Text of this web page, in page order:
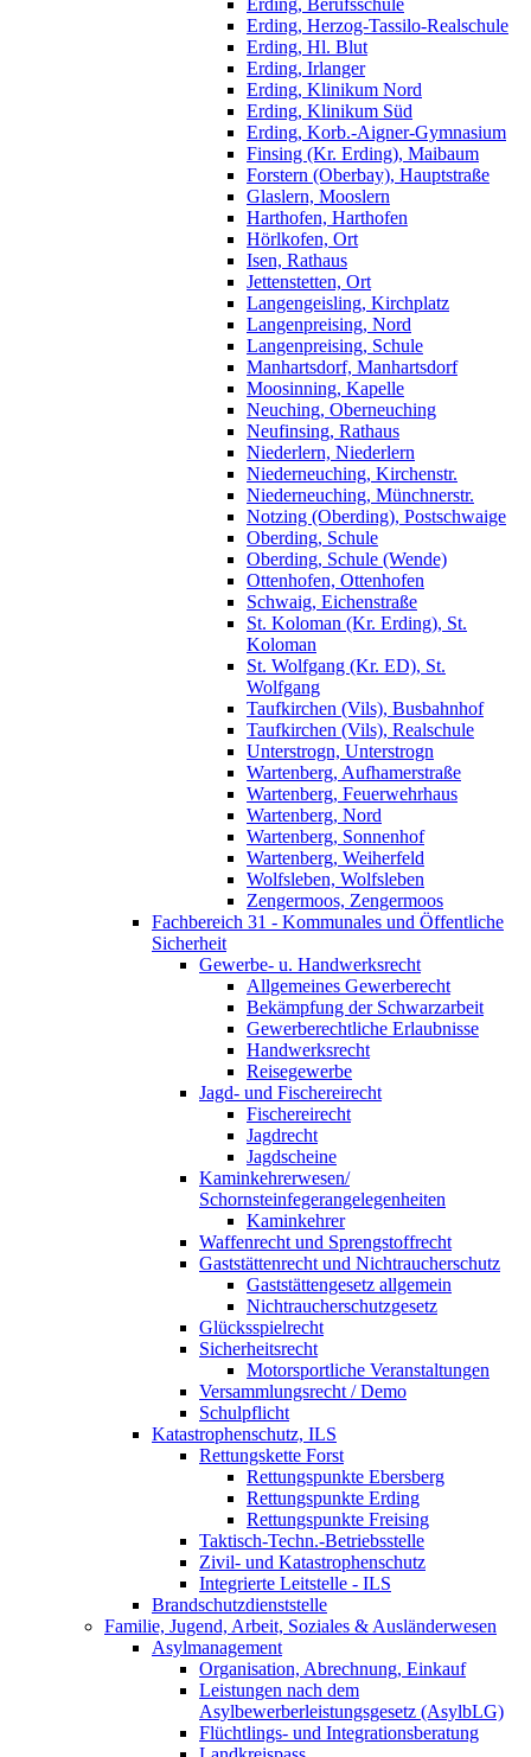
Erding, Berufsschule
Erding, Herzog-Tassilo-Realschule
Erding, Hl. Blut
Erding, Irlanger
Erding, Klinikum Nord
Erding, Klinikum Süd
Erding, Korb.-Aigner-Gymnasium
Finsing (Kr. Erding), Maibaum
Forstern (Oberbay), Hauptstraße
Glaslern, Mooslern
Harthofen, Harthofen
Hörlkofen, Ort
Isen, Rathaus
Jettenstetten, Ort
Langengeisling, Kirchplatz
Langenpreising, Nord
Langenpreising, Schule
Manhartsdorf, Manhartsdorf
Moosinning, Kapelle
Neuching, Oberneuching
Neufinsing, Rathaus
Niederlern, Niederlern
Niederneuching, Kirchenstr.
Niederneuching, Münchnerstr.
Notzing (Oberding), Postschwaige
Oberding, Schule
Oberding, Schule (Wende)
Ottenhofen, Ottenhofen
Schwaig, Eichenstraße
St. Koloman (Kr. Erding), St.
Koloman
St. Wolfgang (Kr. ED), St.
Wolfgang
Taufkirchen (Vils), Busbahnhof
Taufkirchen (Vils), Realschule
Unterstrogn, Unterstrogn
Wartenberg, Aufhamerstraße
Wartenberg, Feuerwehrhaus
Wartenberg, Nord
Wartenberg, Sonnenhof
Wartenberg, Weiherfeld
Wolfsleben, Wolfsleben
Zengermoos, Zengermoos
Fachbereich 31 - Kommunales und Öffentliche
Sicherheit
Gewerbe- u. Handwerksrecht
Allgemeines Gewerberecht
Bekämpfung der Schwarzarbeit
Gewerberechtliche Erlaubnisse
Handwerksrecht
Reisegewerbe
Jagd- und Fischereirecht
Fischereirecht
Jagdrecht
Jagdscheine
Kaminkehrerwesen/
Schornsteinfegerangelegenheiten
Kaminkehrer
Waffenrecht und Sprengstoffrecht
Gaststättenrecht und Nichtraucherschutz
Gaststättengesetz allgemein
Nichtraucherschutzgesetz
Glücksspielrecht
Sicherheitsrecht
Motorsportliche Veranstaltungen
Versammlungsrecht / Demo
Schulpflicht
Katastrophenschutz, ILS
Rettungskette Forst
Rettungspunkte Ebersberg
Rettungspunkte Erding
Rettungspunkte Freising
Taktisch-Techn.-Betriebsstelle
Zivil- und Katastrophenschutz
Integrierte Leitstelle - ILS
Brandschutzdienststelle
Familie, Jugend, Arbeit, Soziales & Ausländerwesen
Asylmanagement
Organisation, Abrechnung, Einkauf
Leistungen nach dem
Asylbewerberleistungsgesetz (AsylbLG)
Flüchtlings- und Integrationsberatung